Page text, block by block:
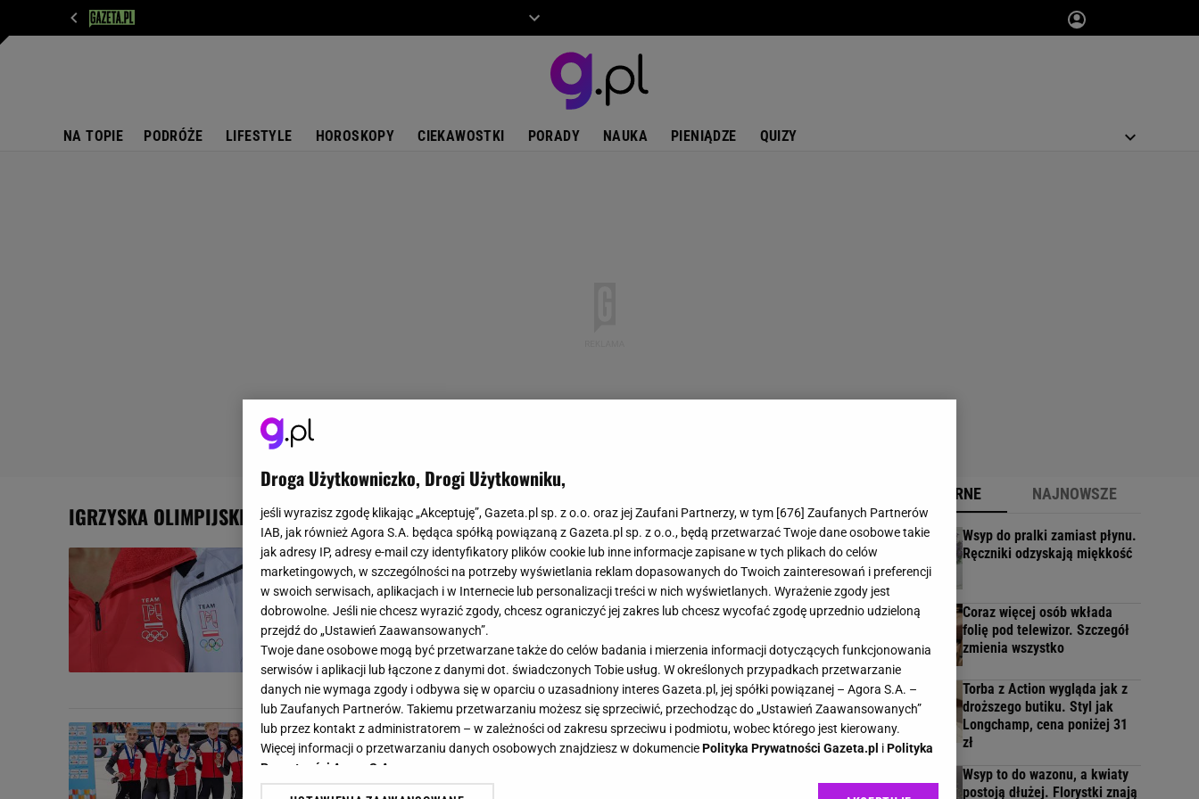
NA TOPIE PODRÓŻE LIFESTYLE HOROSKOPY CIEKAWOSTKI PORADY NAUKA PIENIĄDZE QUIZY
IGRZYSKA OLIMPIJSKIE
Miliony za medal w Mediolanie. Tak PKOl nagrodzi bohaterów
zimowych igrzysk 2026
Medal zdobyty na tegorocznych zimowych igrzyskach może ustawić życie na
wiele lat. I to nie jest przenośnia. Setki tysięcy złotych w gotówce, mieszkanie
pod...
IGRZYSKA OLIMPIJSKIE SPORT ZIMOWE IGRZYSKA OLIMPIJSKIE
Kanada go skreśliła, Polska dała szansę. Dziś jest naszą
olimpijską nadzieją
Jeszcze kilka lat temu był bliski podjęcia decyzji o zakończeniu przygody ze
POPULARNE NAJNOWSZE
Wsyp do pralki zamiast płynu.
Ręczniki odzyskają miękkość
Coraz więcej osób wkłada
folię pod telewizor. Szczegół
zmienia wszystko
Torba z Action wygląda jak z
droższego butiku. Styl jak
Longchamp, cena poniżej 31
zł
Wsyp to do wazonu, a kwiaty
postoją dłużej. Florystki znają
Droga Użytkowniczko, Drogi Użytkowniku,
jeśli wyrazisz zgodę klikając „Akceptuję”, Gazeta.pl sp. z o.o. oraz jej Zaufani Partnerzy, w tym [676] Zaufanych Partnerów
IAB, jak również Agora S.A. będąca spółką powiązaną z Gazeta.pl sp. z o.o., będą przetwarzać Twoje dane osobowe takie
jak adresy IP, adresy e-mail czy identyfikatory plików cookie lub inne informacje zapisane w tych plikach do celów
marketingowych, w szczególności na potrzeby wyświetlania reklam dopasowanych do Twoich zainteresowań i preferencji
w swoich serwisach, aplikacjach i w Internecie lub personalizacji treści w nich wyświetlanych. Wyrażenie zgody jest
dobrowolne. Jeśli nie chcesz wyrazić zgody, chcesz ograniczyć jej zakres lub chcesz wycofać zgodę uprzednio udzieloną
przejdź do „Ustawień Zaawansowanych”.
Twoje dane osobowe mogą być przetwarzane także do celów badania i mierzenia informacji dotyczących funkcjonowania
serwisów i aplikacji lub łączone z danymi dot. świadczonych Tobie usług. W określonych przypadkach przetwarzanie
danych nie wymaga zgody i odbywa się w oparciu o uzasadniony interes Gazeta.pl, jej spółki powiązanej – Agora S.A. –
lub Zaufanych Partnerów. Takiemu przetwarzaniu możesz się sprzeciwić, przechodząc do „Ustawień Zaawansowanych”
lub przez kontakt z administratorem – w zależności od zakresu sprzeciwu i podmiotu, wobec którego jest kierowany.
Więcej informacji o przetwarzaniu danych osobowych znajdziesz w dokumenciePolityka Prywatności Gazeta.pl iPolityka
Prywatności Agora S.A.